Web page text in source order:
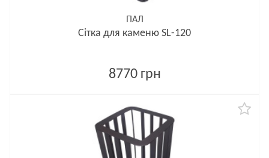
ПАЛ
Сітка для каменю SL-120
8770 грн